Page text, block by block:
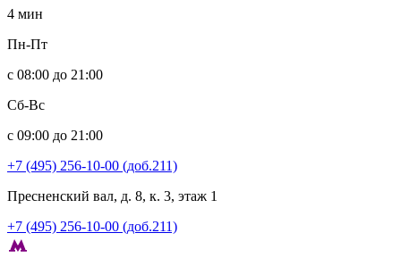
4 мин
Пн-Пт
с 08:00 до 21:00
Сб-Вс
с 09:00 до 21:00
+7 (495) 256-10-00 (доб.211)
Пресненский вал, д. 8, к. 3, этаж 1
+7 (495) 256-10-00 (доб.211)